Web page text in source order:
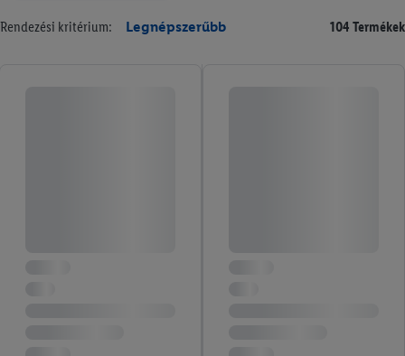
Rendezési kritérium: Legnépszerűbb 104 Termékek